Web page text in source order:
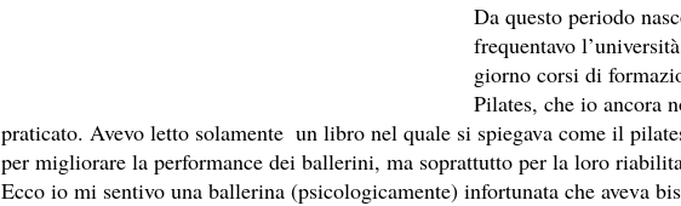
Da questo periodo
frequentavo
giorno corsi di
Pilates, che io ancora
praticato. Avevo letto solamente  un libro nel quale si spiegava come il
per migliorare la performance dei ballerini, ma soprattutto per la loro
Ecco io mi sentivo una ballerina (psicologicamente) infortunata che aveva